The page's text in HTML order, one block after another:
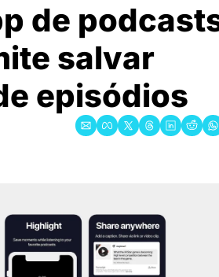
de
salvar
episódios